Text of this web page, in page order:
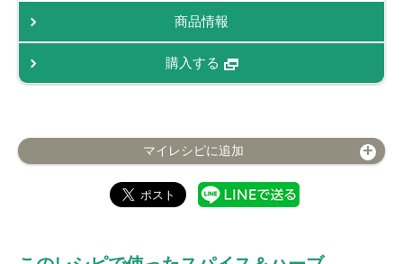
商品情報
購入する
マイレシピに追加